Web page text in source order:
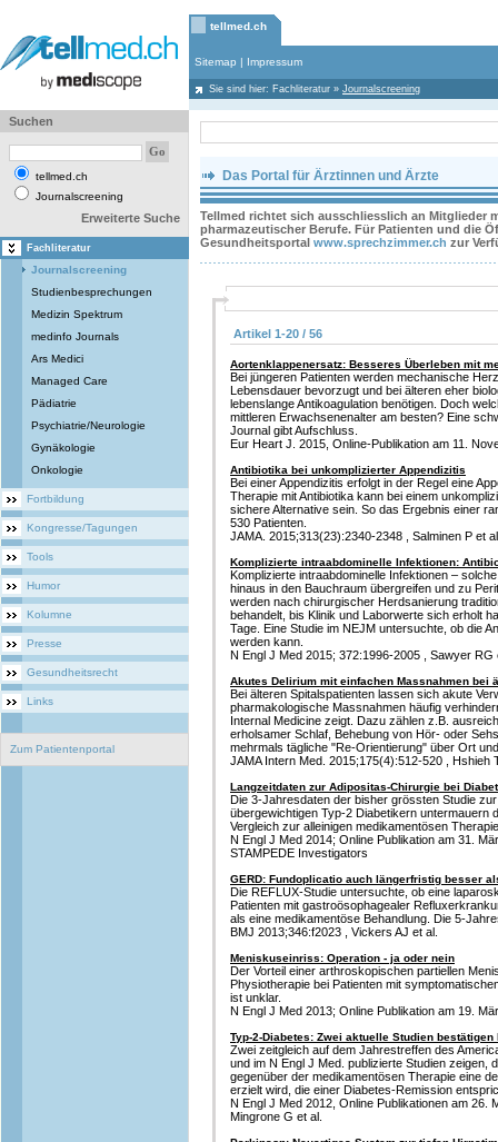
tellmed.ch
Sitemap | Impressum
Sie sind hier: Fachliteratur » Journalscreening
Suchen
tellmed.ch
Journalscreening
Erweiterte Suche
Fachliteratur
Journalscreening
Studienbesprechungen
Medizin Spektrum
medinfo Journals
Ars Medici
Managed Care
Pädiatrie
Psychiatrie/Neurologie
Gynäkologie
Onkologie
Fortbildung
Kongresse/Tagungen
Tools
Humor
Kolumne
Presse
Gesundheitsrecht
Links
Zum Patientenportal
Das Portal für Ärztinnen und Ärzte
Tellmed richtet sich ausschliesslich an Mitglieder
pharmazeutischer Berufe. Für Patienten und die
Gesundheitsportal www.sprechzimmer.ch zur
Artikel 1-20 / 56
Aortenklappenersatz: Besseres Überleben mit
Bei jüngeren Patienten werden mechanische
Lebensdauer bevorzugt und bei älteren eher
lebenslange Antikoagulation benötigen. Doch
mittleren Erwachsenenalter am besten? Eine
Journal gibt Aufschluss.
Eur Heart J. 2015, Online-Publikation am 11.
Antibiotika bei unkomplizierter Appendizitis
Bei einer Appendizitis erfolgt in der Regel eine
Therapie mit Antibiotika kann bei einem
sichere Alternative sein. So das Ergebnis einer
530 Patienten.
JAMA. 2015;313(23):2340-2348 , Salminen P et
Komplizierte intraabdominelle Infektionen:
Komplizierte intraabdominelle Infektionen –
hinaus in den Bauchraum übergreifen und zu
werden nach chirurgischer Herdsanierung
behandelt, bis Klinik und Laborwerte sich erholt
Tage. Eine Studie im NEJM untersuchte, ob die
werden kann.
N Engl J Med 2015; 372:1996-2005 , Sawyer RG
Akutes Delirium mit einfachen Massnahmen bei
Bei älteren Spitalspatienten lassen sich akute
pharmakologische Massnahmen häufig
Internal Medicine zeigt. Dazu zählen z.B.
erholsamer Schlaf, Behebung von Hör- oder
mehrmals tägliche "Re-Orientierung" über Ort
JAMA Intern Med. 2015;175(4):512-520 , Hshieh
Langzeitdaten zur Adipositas-Chirurgie bei
Die 3-Jahresdaten der bisher grössten Studie
übergewichtigen Typ-2 Diabetikern untermauern
Vergleich zur alleinigen medikamentösen
N Engl J Med 2014; Online Publikation am 31.
STAMPEDE Investigators
GERD: Fundoplicatio auch längerfristig besser
Die REFLUX-Studie untersuchte, ob eine
Patienten mit gastroösophagealer
als eine medikamentöse Behandlung. Die 5-
BMJ 2013;346:f2023 , Vickers AJ et al.
Meniskuseinriss: Operation - ja oder nein
Der Vorteil einer arthroskopischen partiellen
Physiotherapie bei Patienten mit
ist unklar.
N Engl J Med 2013; Online Publikation am 19.
Typ-2-Diabetes: Zwei aktuelle Studien
Zwei zeitgleich auf dem Jahrestreffen des
und im N Engl J Med. publizierte Studien zeigen,
gegenüber der medikamentösen Therapie eine
erzielt wird, die einer Diabetes-Remission
N Engl J Med 2012, Online Publikationen am 26.
Mingrone G et al.